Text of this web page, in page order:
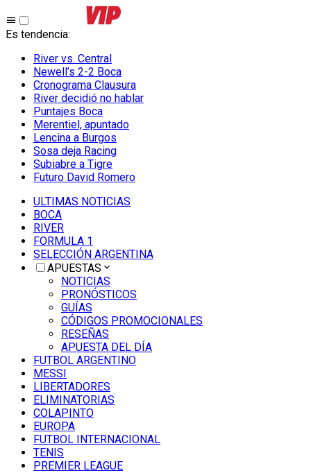
Es tendencia:
River vs. Central
Newell’s 2-2 Boca
Cronograma Clausura
River decidió no hablar
Puntajes Boca
Merentiel, apuntado
Lencina a Burgos
Sosa deja Racing
Subiabre a Tigre
Futuro David Romero
ULTIMAS NOTICIAS
BOCA
RIVER
FORMULA 1
SELECCIÓN ARGENTINA
APUESTAS
NOTICIAS
PRONÓSTICOS
GUÍAS
CÓDIGOS PROMOCIONALES
RESEÑAS
APUESTA DEL DÍA
FUTBOL ARGENTINO
MESSI
LIBERTADORES
ELIMINATORIAS
COLAPINTO
EUROPA
FUTBOL INTERNACIONAL
TENIS
PREMIER LEAGUE